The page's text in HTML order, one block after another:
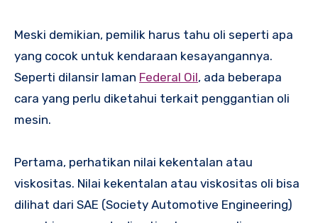
Meski demikian, pemilik harus tahu oli seperti apa
yang cocok untuk kendaraan kesayangannya.
Seperti dilansir laman Federal Oil, ada beberapa
cara yang perlu diketahui terkait penggantian oli
mesin.
Pertama, perhatikan nilai kekentalan atau
viskositas. Nilai kekentalan atau viskositas oli bisa
dilihat dari SAE (Society Automotive Engineering)